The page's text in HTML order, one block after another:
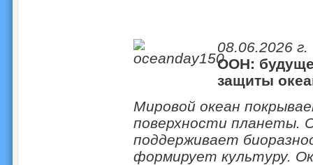
08.06.2026 г.
ООН:
защиты
Мировой океан
поверхности планеты.
поддерживает
формирует культуру.